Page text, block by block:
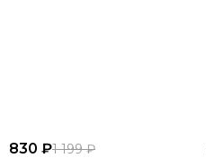
830 ₽1 199 ₽